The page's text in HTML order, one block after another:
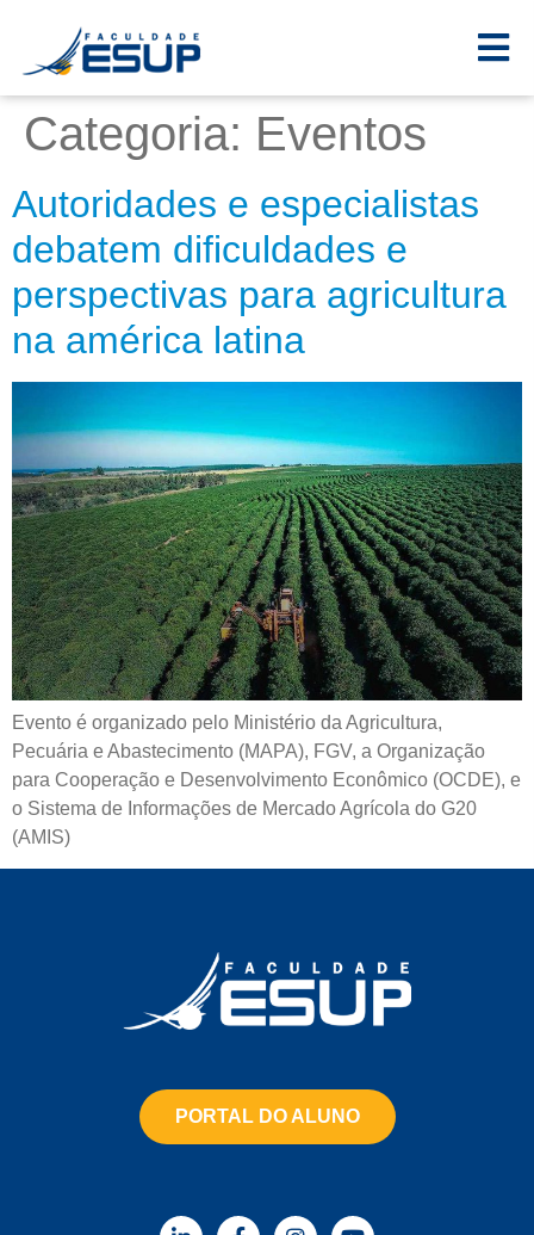
Categoria: Eventos
Autoridades e especialistas
debatem dificuldades e
perspectivas para agricultura
na américa latina
Evento é organizado pelo Ministério da Agricultura,
Pecuária e Abastecimento (MAPA), FGV, a Organização
para Cooperação e Desenvolvimento Econômico (OCDE), e
o Sistema de Informações de Mercado Agrícola do G20
(AMIS)
PORTAL DO ALUNO